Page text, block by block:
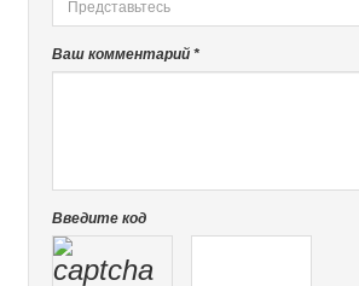
Ваш комментарий *
Введите код